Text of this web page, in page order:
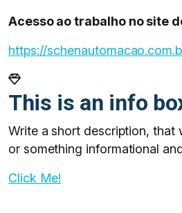
Acesso ao trabalho no site
https://
This is an info
Write a short description, that
or something informational
Click Me!